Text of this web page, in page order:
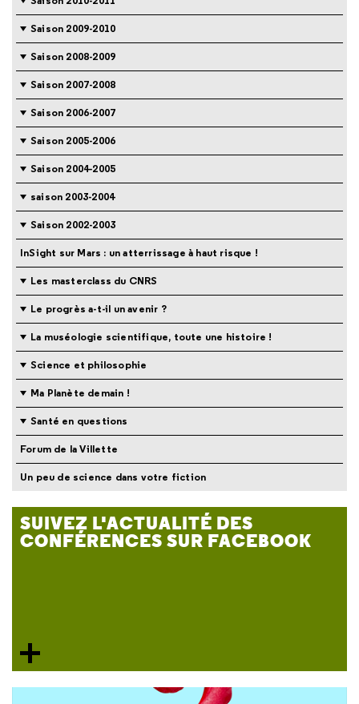
Saison 2009-2010
Saison 2008-2009
Saison 2007-2008
Saison 2006-2007
Saison 2005-2006
Saison 2004-2005
saison 2003-2004
Saison 2002-2003
InSight sur Mars : un atterrissage à haut risque !
Les masterclass du CNRS
Le progrès a-t-il un avenir ?
La muséologie scientifique, toute une histoire !
Science et philosophie
Ma Planète demain !
Santé en questions
Forum de la Villette
Un peu de science dans votre fiction
SUIVEZ L'ACTUALITÉ DES
CONFÉRENCES SUR FACEBOOK